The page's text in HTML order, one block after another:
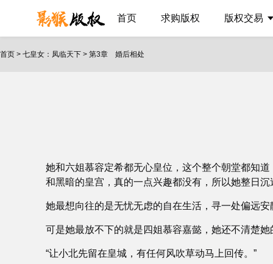
首页 求购版权 版权交易
首页 > 七皇女：凤临天下 > 第3章 婚后相处
她和六姐慕容定希都无心皇位，这个整个朝堂都知
和黑暗的皇宫，真的一点兴趣都没有，所以她整日
她最想向往的是无忧无虑的自在生活，寻一处偏远
可是她最放不下的就是四姐慕容嘉懿，她还不清楚
“让小北先留在皇城，有任何风吹草动马上回传。”